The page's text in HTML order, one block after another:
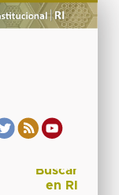
Buscar
en RI